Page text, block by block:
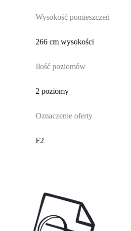
Wysokość pomieszczeń
266 cm wysokości
Ilość poziomów
2 poziomy
Oznaczenie oferty
F2